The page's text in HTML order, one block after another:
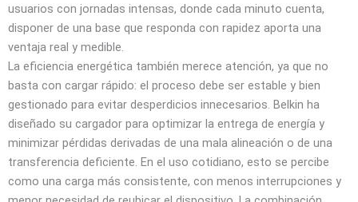
usuarios con jornadas intensas, donde cada minuto cuenta,
disponer de una base que responda con rapidez aporta una
ventaja real y medible.
La eficiencia energética también merece atención, ya que no
basta con cargar rápido: el proceso debe ser estable y bien
gestionado para evitar desperdicios innecesarios. Belkin ha
diseñado su cargador para optimizar la entrega de energía y
minimizar pérdidas derivadas de una mala alineación o de una
transferencia deficiente. En el uso cotidiano, esto se percibe
como una carga más consistente, con menos interrupciones y